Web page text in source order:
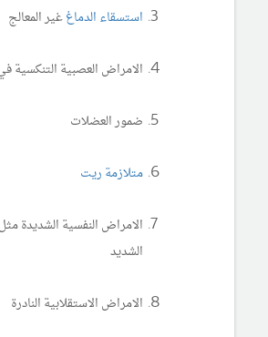
استسقاء الدماغغير المعالج
الامراض العصبية التنكسية
ضمور العضلات
متلازمة ريت
الامراض النفسية الشديدة
الشديد
الامراض الاستقلابية النادرة